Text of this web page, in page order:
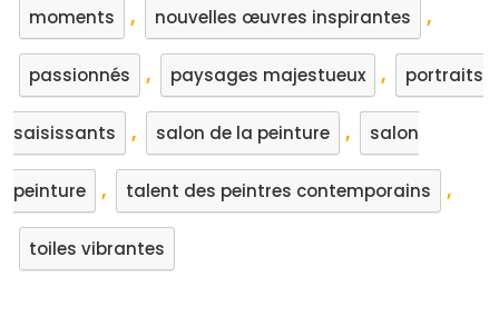
moments , nouvelles œuvres inspirantes ,
passionnés , paysages majestueux , portraits
saisissants , salon de la peinture , salon
peinture , talent des peintres contemporains ,
toiles vibrantes